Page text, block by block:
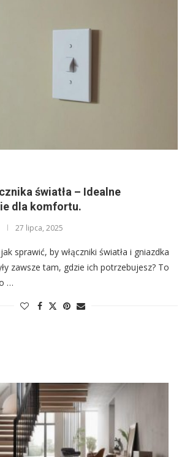
światła – Idealne
dla komfortu.
27 lipca, 2025
sprawić, by włączniki światła i gniazdka
zawsze tam, gdzie ich potrzebujesz? To
…